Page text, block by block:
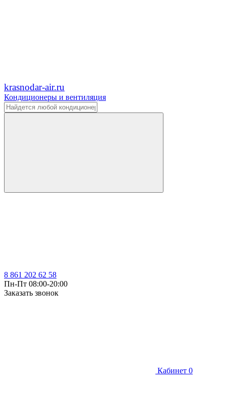
krasnodar-air.ru
Кондиционеры и вентиляция
8 861 202 62 58
Пн-Пт 08:00-20:00
Заказать звонок
Кабинет 0